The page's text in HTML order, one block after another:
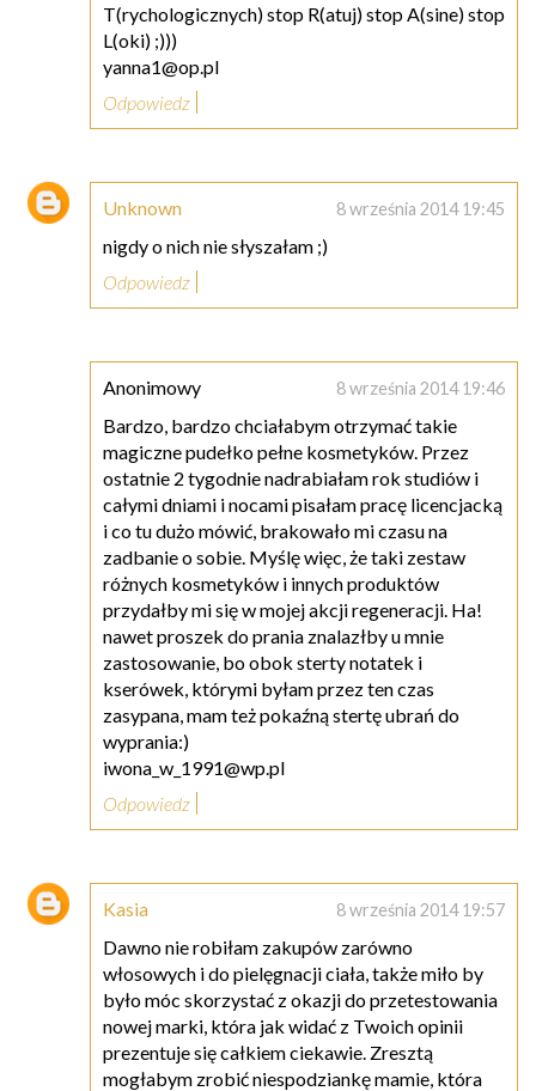
T(rychologicznych) stop R(atuj) stop A(sine) stop
L(oki) ;)))
yanna1@op.pl
Odpowiedz
Unknown 8 września 2014 19:45
nigdy o nich nie słyszałam ;)
Odpowiedz
Anonimowy 8 września 2014 19:46
Bardzo, bardzo chciałabym otrzymać takie
magiczne pudełko pełne kosmetyków. Przez
ostatnie 2 tygodnie nadrabiałam rok studiów i
całymi dniami i nocami pisałam pracę licencjacką
i co tu dużo mówić, brakowało mi czasu na
zadbanie o sobie. Myślę więc, że taki zestaw
różnych kosmetyków i innych produktów
przydałby mi się w mojej akcji regeneracji. Ha!
nawet proszek do prania znalazłby u mnie
zastosowanie, bo obok sterty notatek i
kserówek, którymi byłam przez ten czas
zasypana, mam też pokaźną stertę ubrań do
wyprania:)
iwona_w_1991@wp.pl
Odpowiedz
Kasia 8 września 2014 19:57
Dawno nie robiłam zakupów zarówno
włosowych i do pielęgnacji ciała, także miło by
było móc skorzystać z okazji do przetestowania
nowej marki, która jak widać z Twoich opinii
prezentuje się całkiem ciekawie. Zresztą
mogłabym zrobić niespodziankę mamie, która